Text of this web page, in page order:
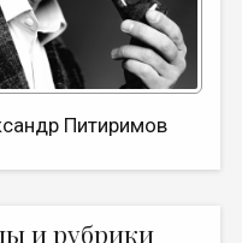
Питиримов
и рубрики